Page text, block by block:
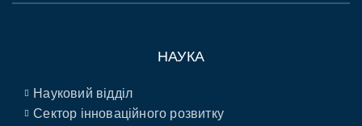
НАУКА
Науковий відділ
Сектор інноваційного розвитку